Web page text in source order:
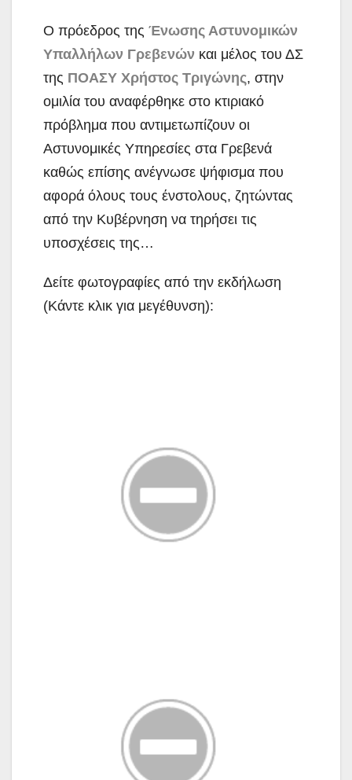
Ο πρόεδρος της Ένωσης Αστυνομικών
Υπαλλήλων Γρεβενών και μέλος του ΔΣ
της ΠΟΑΣΥ Χρήστος Τριγώνης, στην
ομιλία του αναφέρθηκε στο κτιριακό
πρόβλημα που αντιμετωπίζουν οι
Αστυνομικές Υπηρεσίες στα Γρεβενά
καθώς επίσης ανέγνωσε ψήφισμα που
αφορά όλους τους ένστολους, ζητώντας
από την Κυβέρνηση να τηρήσει τις
υποσχέσεις της…
Δείτε φωτογραφίες από την εκδήλωση
(Κάντε κλικ για μεγέθυνση):